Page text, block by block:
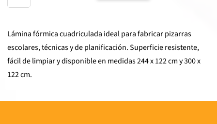
cuadriculada
pizarras
cantidad
Lámina fórmica cuadriculada ideal para fabricar pizarras
escolares, técnicas y de planificación. Superficie resistente,
fácil de limpiar y disponible en medidas 244 x 122 cm y 300 x
122 cm.